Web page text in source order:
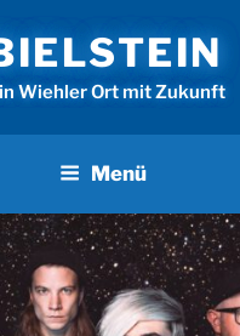
Wiehler Ort mit Zukunft
Menü